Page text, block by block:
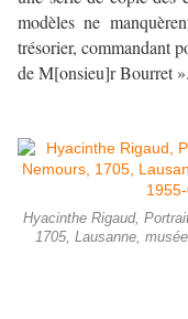
modèles ne
trésorier, commandant
de M[onsieu]r Bourret ».
Hyacinthe Rigaud,
1705, Lausanne,